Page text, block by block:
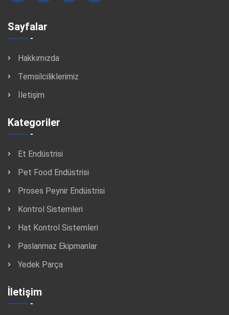
Sayfalar
Hakkımızda
Temsilciliklerimiz
İletişim
Kategoriler
Et Endüstrisi
Pet Food Endüstrisi
Proses Peynir Endüstrisi
Kontrol Sistemleri
Hat Kontrol Sistemleri
Paslanmaz Ekipmanlar
Yedek Parça
İletişim